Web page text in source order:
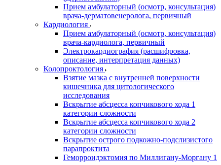
Прием амбулаторный (осмотр, консультация)
врача-дерматовенеролога, первичный
Кардиология
Прием амбулаторный (осмотр, консультация)
врача-кардиолога, первичный
Электрокардиография (расшифровка,
описание, интерпретация данных)
Колопроктология
Взятие мазка с внутренней поверхности
кишечника для цитологического
исследования
Вскрытие абсцесса копчикового хода 1
категории сложности
Вскрытие абсцесса копчикового хода 2
категории сложности
Вскрытие острого подкожно-подслизистого
парапроктита
Геморроидэктомия по Миллигану-Моргану 1